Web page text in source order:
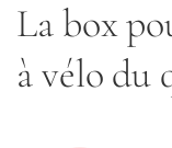
La box
à vélo du